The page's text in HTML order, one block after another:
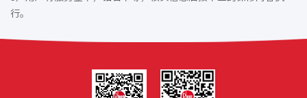
行。